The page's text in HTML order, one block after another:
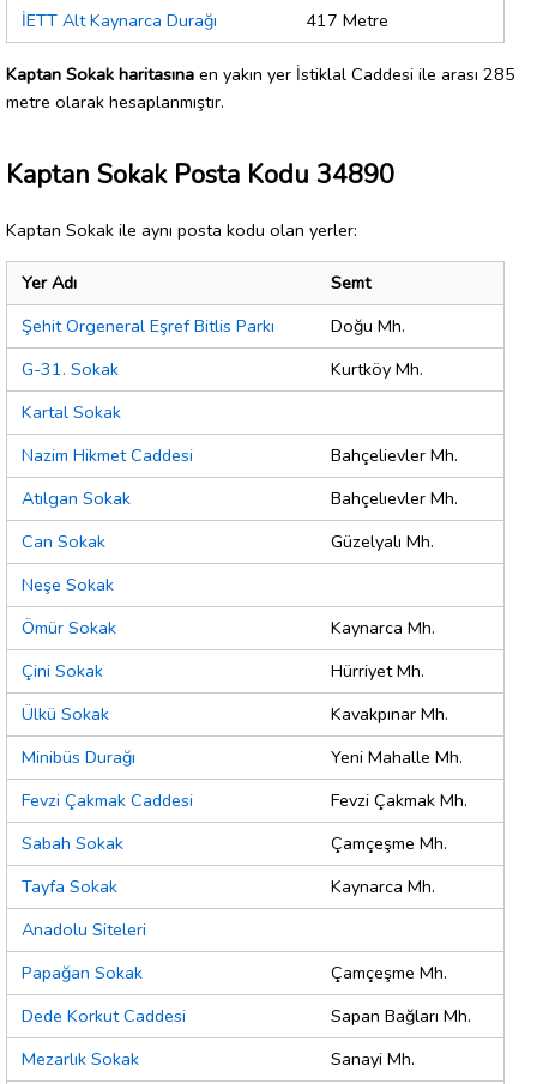
İETT Alt Kaynarca Durağı
417 Metre
Kaptan Sokak haritasına en yakın yer İstiklal Caddesi ile arası 285
metre olarak hesaplanmıştır.
Kaptan Sokak Posta Kodu 34890
Kaptan Sokak ile aynı posta kodu olan yerler:
Yer Adı
Semt
Şehit Orgeneral Eşref Bitlis Parkı
Doğu Mh.
G-31. Sokak
Kurtköy Mh.
Kartal Sokak
Nazim Hikmet Caddesi
Bahçelievler Mh.
Atılgan Sokak
Bahçelıevler Mh.
Can Sokak
Güzelyalı Mh.
Neşe Sokak
Ömür Sokak
Kaynarca Mh.
Çini Sokak
Hürriyet Mh.
Ülkü Sokak
Kavakpınar Mh.
Minibüs Durağı
Yeni Mahalle Mh.
Fevzi Çakmak Caddesi
Fevzi Çakmak Mh.
Sabah Sokak
Çamçeşme Mh.
Tayfa Sokak
Kaynarca Mh.
Anadolu Siteleri
Papağan Sokak
Çamçeşme Mh.
Dede Korkut Caddesi
Sapan Bağları Mh.
Mezarlık Sokak
Sanayi Mh.